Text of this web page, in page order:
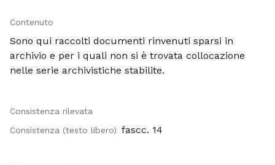
Contenuto
Sono qui raccolti documenti rinvenuti sparsi in
archivio e per i quali non si è trovata collocazione
nelle serie archivistiche stabilite.
Consistenza rilevata
Consistenza (testo libero) fascc. 14